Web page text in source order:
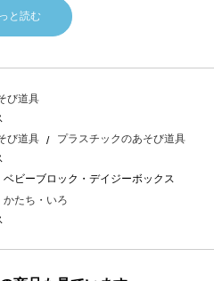
と読む
び道具
び道具
プラスチックのあそび道具
ベビーブロック・デイジーボックス
かたち・いろ